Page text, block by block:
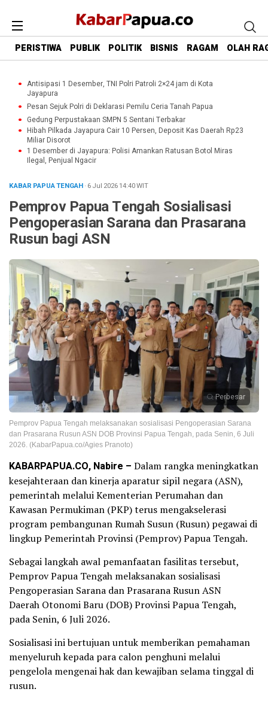
PERISTIWA PUBLIK POLITIK BISNIS RAGAM OLAH
Antisipasi 1 Desember, TNI Polri Patroli 2×24 jam di Kota
Jayapura
Pesan Sejuk Polri di Deklarasi Pemilu Ceria Tanah Papua
Gedung Perpustakaan SMPN 5 Sentani Terbakar
Hibah Pilkada Jayapura Cair 10 Persen, Deposit Kas Daerah Rp23
Miliar Disorot
1 Desember di Jayapura: Polisi Amankan Ratusan Botol Miras
Ilegal, Penjual Ngacir
KABAR PAPUA TENGAH· 6 Jul 202614:40WIT
Pemprov Papua Tengah Sosialisasi
Pengoperasian Sarana dan Prasarana
Rusun bagi ASN
Perbesar
Pemprov Papua Tengah melaksanakan sosialisasi Pengoperasian Sarana
dan Prasarana Rusun ASN DOB Provinsi Papua Tengah, pada Senin, 6 Juli
2026. (KabarPapua.co/Agies Pranoto)
KABARPAPUA.CO, Nabire – Dalam rangka meningkatkan
kesejahteraan dan kinerja aparatur sipil negara (ASN),
pemerintah melalui Kementerian Perumahan dan
Kawasan Permukiman (PKP) terus mengakselerasi
program pembangunan Rumah Susun (Rusun) pegawai di
lingkup Pemerintah Provinsi (Pemprov) Papua Tengah.
Sebagai langkah awal pemanfaatan fasilitas tersebut,
Pemprov Papua Tengah melaksanakan sosialisasi
Pengoperasian Sarana dan Prasarana Rusun ASN
Daerah Otonomi Baru (DOB) Provinsi Papua Tengah,
pada Senin, 6 Juli 2026.
Sosialisasi ini bertujuan untuk memberikan pemahaman
menyeluruh kepada para calon penghuni melalui
pengelola mengenai hak dan kewajiban selama tinggal di
rusun.